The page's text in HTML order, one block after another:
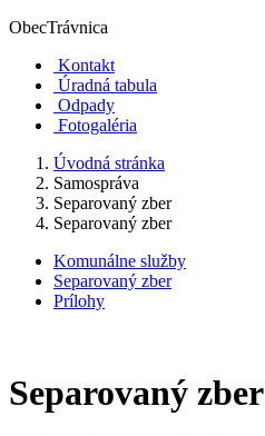
ObecTrávnica
Kontakt
Úradná tabula
Odpady
Fotogaléria
Úvodná stránka
Samospráva
Separovaný zber
Separovaný zber
Komunálne služby
Separovaný zber
Prílohy
Separovaný zber